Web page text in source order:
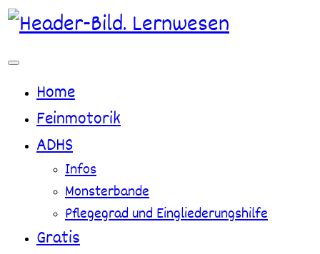
Zum
Inhalt
Home
Feinmotorik
ADHS
Infos
Monsterbande
Pflegegrad und Eingliederungshilfe
Gratis